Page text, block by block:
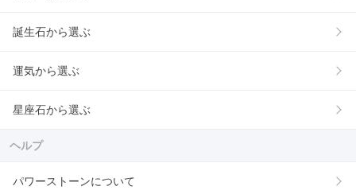
誕生石から選ぶ
運気から選ぶ
星座石から選ぶ
ヘルプ
パワーストーンについて